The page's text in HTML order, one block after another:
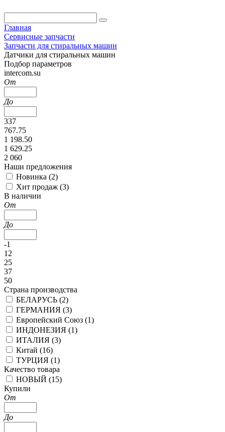
Главная
Сервисные запчасти
Запчасти для стиральных машин
Датчики для стиральных машин
Подбор параметров
intercom.su
От
До
337
767.75
1 198.50
1 629.25
2 060
Наши предложения
Новинка (2)
Хит продаж (3)
В наличии
От
До
-1
12
25
37
50
Страна производства
БЕЛАРУСЬ (2)
ГЕРМАНИЯ (3)
Европейский Союз (1)
ИНДОНЕЗИЯ (1)
ИТАЛИЯ (3)
Китай (16)
ТУРЦИЯ (1)
Качество товара
НОВЫЙ (15)
Купили
От
До